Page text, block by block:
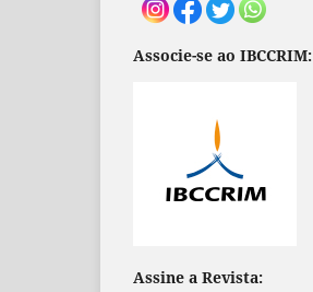
Associe-se ao IBCCRIM:
Assine a Revista: